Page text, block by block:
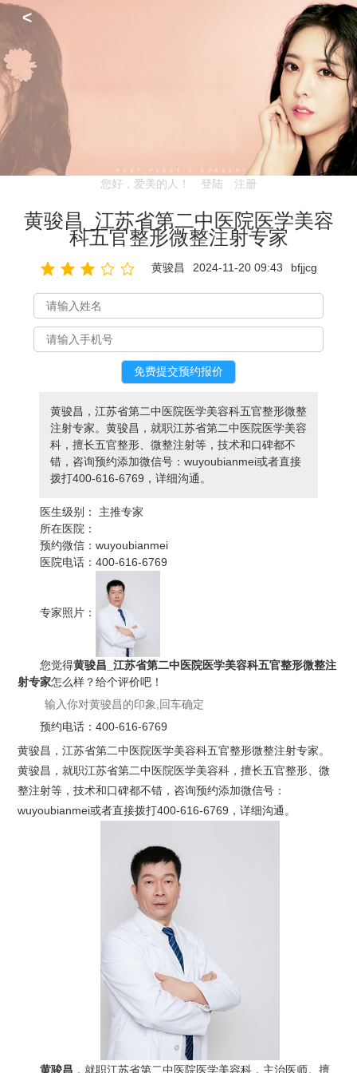
<
您好，爱美的人！ 登陆 注册
黄骏昌_江苏省第二中医院医学美容
科五官整形微整注射专家
黄骏昌 2024-11-20 09:43 bfjjcg
黄骏昌，江苏省第二中医院医学美容科五官整形微整
注射专家。黄骏昌，就职江苏省第二中医院医学美容
科，擅长五官整形、微整注射等，技术和口碑都不
错，咨询预约添加微信号：wuyoubianmei或者直接
拨打400-616-6769，详细沟通。
医生级别：
主推专家
所在医院：
预约微信：wuyoubianmei
医院电话：400-616-6769
专家照片：
您觉得黄骏昌_江苏省第二中医院医学美容科五官整形微整注
射专家怎么样？给个评价吧！
预约电话：400-616-6769
黄骏昌，江苏省第二中医院医学美容科五官整形微整注射专家。
黄骏昌，就职江苏省第二中医院医学美容科，擅长五官整形、微
整注射等，技术和口碑都不错，咨询预约添加微信号：
wuyoubianmei或者直接拨打400-616-6769，详细沟通。
黄骏昌 ，就职江苏省第二中医院医学美容科，主治医师。擅